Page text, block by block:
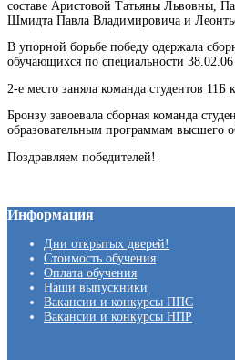
составе Аристовой Татьяны Львовны,
Шмидта Павла Владимировича и
В упорной борьбе победу одержала
обучающихся по специальности
2-е место заняла команда студентов 11Б
Бронзу завоевала сборная команда
образовательным программам высшего
Поздравляем победителей!
Информация
Дни открытых дверей!
Стоимость обучения
Оплата обучения
Наши выпускники
Вакансии и конкурсы ППС
Вакансии и конкурсы НПР